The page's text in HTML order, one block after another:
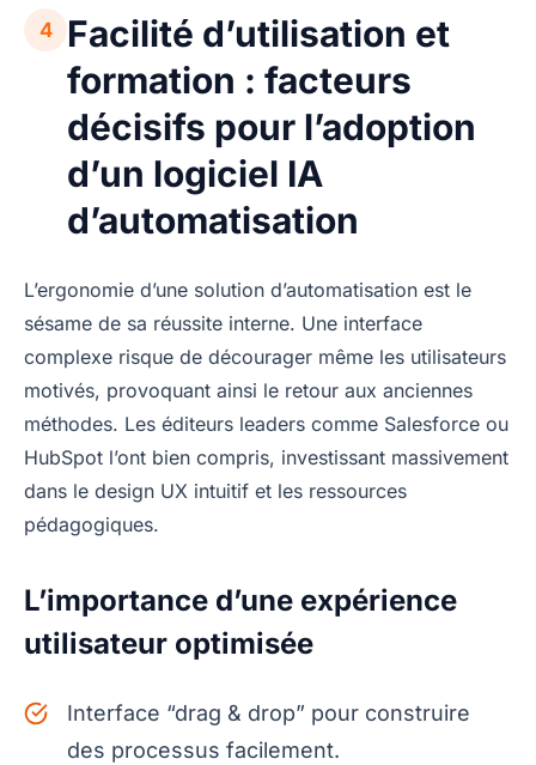
4
Facilité d’utilisation et
formation : facteurs
décisifs pour l’adoption
d’un logiciel IA
d’automatisation
L’ergonomie d’une solution d’automatisation est le
sésame de sa réussite interne. Une interface
complexe risque de décourager même les utilisateurs
motivés, provoquant ainsi le retour aux anciennes
méthodes. Les éditeurs leaders comme Salesforce ou
HubSpot l’ont bien compris, investissant massivement
dans le design UX intuitif et les ressources
pédagogiques.
L’importance d’une expérience
utilisateur optimisée
Interface “drag & drop” pour construire
des processus facilement.